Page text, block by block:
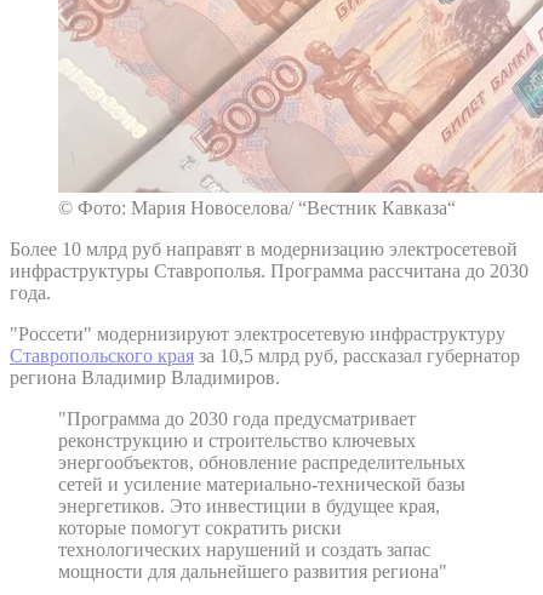
© Фото: Мария Новоселова/ “Вестник Кавказа“
Более 10 млрд руб направят в модернизацию электросетевой
инфраструктуры Ставрополья. Программа рассчитана до 2030
года.
"Россети" модернизируют электросетевую инфраструктуру
Ставропольского края за 10,5 млрд руб, рассказал губернатор
региона Владимир Владимиров.
"Программа до 2030 года предусматривает
реконструкцию и строительство ключевых
энергообъектов, обновление распределительных
сетей и усиление материально-технической базы
энергетиков. Это инвестиции в будущее края,
которые помогут сократить риски
технологических нарушений и создать запас
мощности для дальнейшего развития региона"